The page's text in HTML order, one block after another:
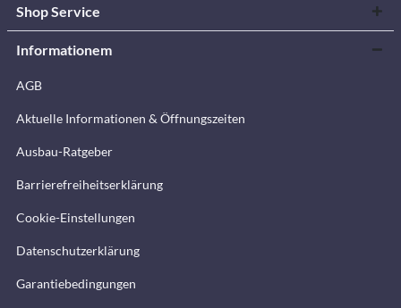
Shop Service
Informationem
AGB
Aktuelle Informationen & Öffnungszeiten
Ausbau-Ratgeber
Barrierefreiheitserklärung
Cookie-Einstellungen
Datenschutzerklärung
Garantiebedingungen